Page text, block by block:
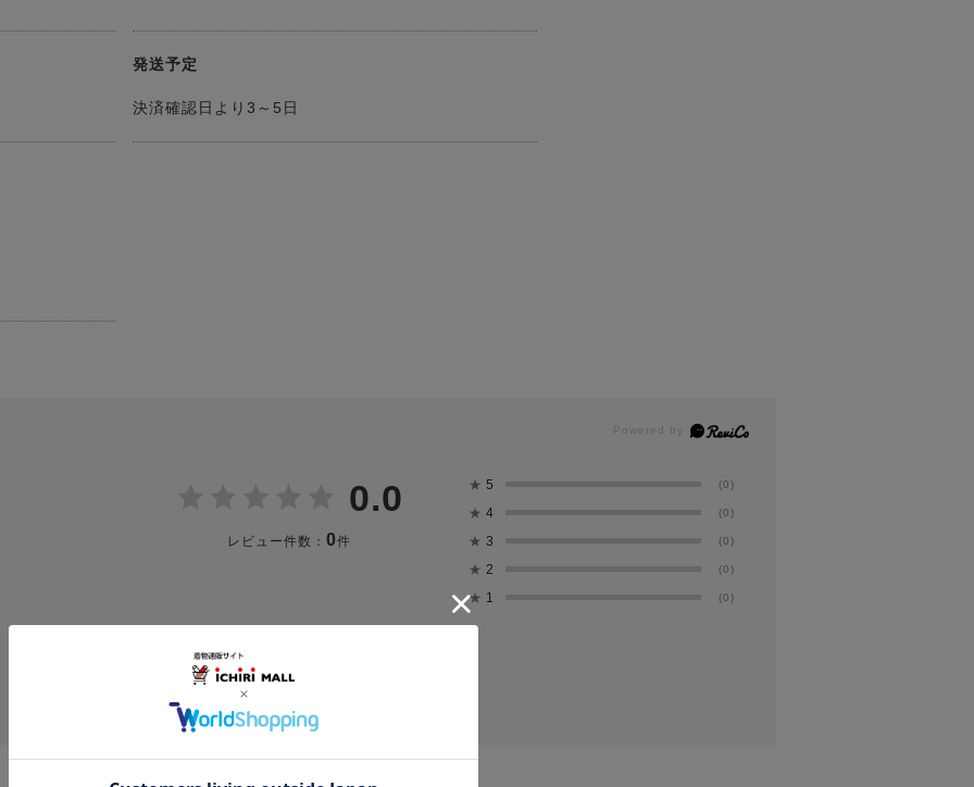
発送予定
決済確認日より3～5日
0.0
レビュー件数： 0件
★ 5 (0)
★ 4 (0)
★ 3 (0)
★ 2 (0)
★ 1 (0)
投稿画像はありません。